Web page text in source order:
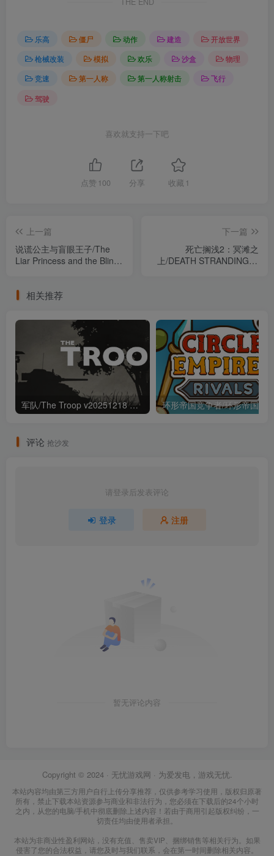
乐高 僵尸 动作 建造
开放世界
枪械改装
模拟 欢乐 沙盒
物理
竞速
第一人称 第一人称射击
飞行
驾驶
喜欢就支持一下吧
点赞 100 分享 收藏 1
上一篇
说谎公主与盲眼王子/The
Liar Princess and the Blind
下一篇
死亡搁浅2：冥滩之
上/DEATH STRANDING 2:
相关推荐
军队/The Troop v20251218 包含全DLC（官中）
评论 抢沙发
请登录后发表评论
登录 注册
暂无评论内容
Copyright © 2024 · 无忧游戏网 · 为爱发电，游戏无忧.
本站内容均由第三方用户自行上传分享推荐，仅供参考学习使用，版权归原著
所有，禁止下载本站资源参与商业和非法行为，您必须在下载后的24个小时
之内，从您的电脑/手机中彻底删除上述内容！若由于商用引起版权纠纷，一
切责任均由使用者承担。
本站为非商业性盈利网站，没有充值、售卖VIP、捆绑销售等相关行为。如果
侵害了您的合法权益，请您及时与我们联系，会在第一时间删除相关内容。